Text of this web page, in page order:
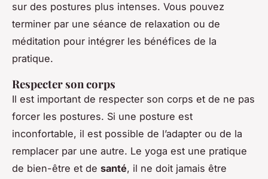
sur des postures plus intenses. Vous pouvez
terminer par une séance de relaxation ou de
méditation pour intégrer les bénéfices de la
pratique.
Respecter son corps
Il est important de respecter son corps et de ne pas
forcer les postures. Si une posture est
inconfortable, il est possible de l’adapter ou de la
remplacer par une autre. Le yoga est une pratique
de bien-être et de santé, il ne doit jamais être